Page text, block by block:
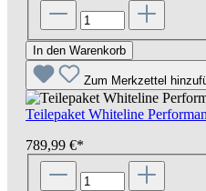
In den Warenkorb
Zum Merkzettel
Teilepaket Whiteline
789,99 €*